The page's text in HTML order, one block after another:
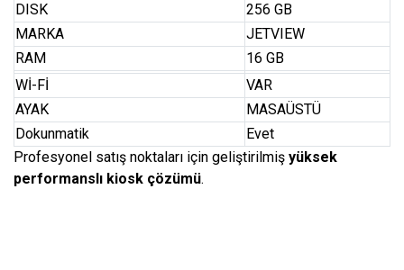
DISK
256 GB
MARKA
JETVIEW
RAM
16 GB
Wİ-Fİ
VAR
AYAK
MASAÜSTÜ
Dokunmatik
Evet
Profesyonel satış noktaları için geliştirilmiş yüksek
performanslı kiosk çözümü.